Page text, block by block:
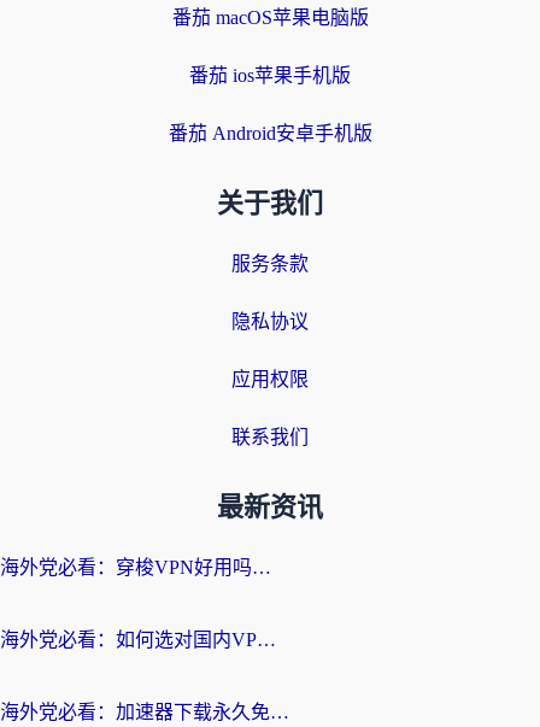
番茄 macOS苹果电脑版
番茄 ios苹果手机版
番茄 Android安卓手机版
关于我们
服务条款
隐私协议
应用权限
联系我们
最新资讯
海外党必看：穿梭VPN好用吗？和云帆VPN对比哪个回国效果更好？附真实测评+避坑指南
海外党必看：如何选对国内VPN，实现无缝访问国内资源？
海外党必看：加速器下载永久免费版真的存在吗？教你无缝访问国内资源的正确姿势